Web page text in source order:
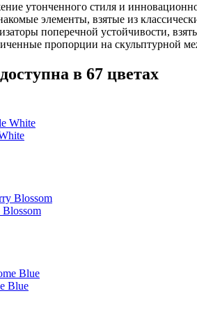
утонченного стиля и
элементы, взятые из
поперечной устойчивости,
пропорции на скульптурной
в 67 цветах
Blue